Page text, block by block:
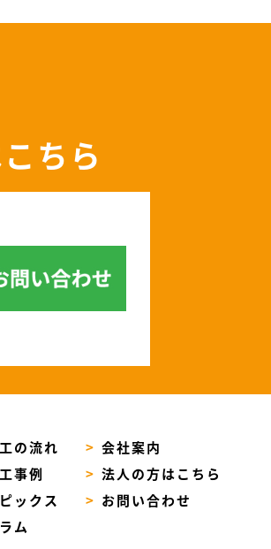
ちら
の流れ
事例
ックス
ム
> 会社案内
> 法人の方はこちら
> お問い合わせ